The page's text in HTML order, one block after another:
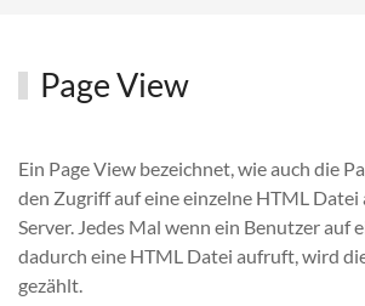
Page View
Ein Page View bezeichnet, wie auch die
den Zugriff auf eine einzelne HTML Datei
Server. Jedes Mal wenn ein Benutzer auf
dadurch eine HTML Datei aufruft, wird
gezählt.